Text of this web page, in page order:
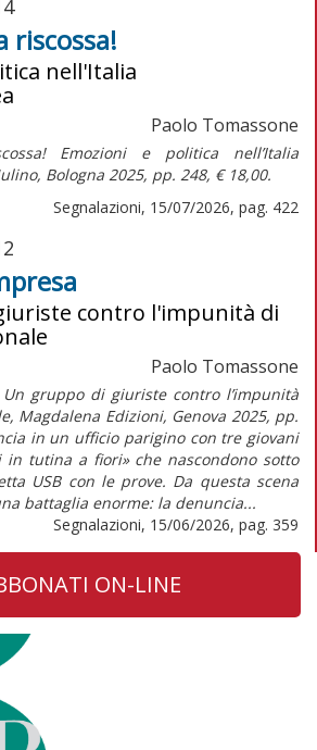
riscossa!
nell'Italia
Paolo Tomassone
Emozioni e politica nell’Italia
Bologna 2025, pp. 248, € 18,00.
Segnalazioni, 15/07/2026, pag. 422
contro l'impunità di
Paolo Tomassone
Un gruppo di giuriste contro l’impunità
Magdalena Edizioni, Genova 2025, pp.
in un ufficio parigino con tre giovani
tutina a fiori» che nascondono sotto
USB con le prove. Da questa scena
battaglia enorme: la denuncia...
Segnalazioni, 15/06/2026, pag. 359
ON-LINE